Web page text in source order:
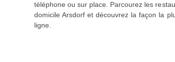
téléphone ou sur place. Parcourez les
domicile Arsdorf et découvrez la façon la
ligne.